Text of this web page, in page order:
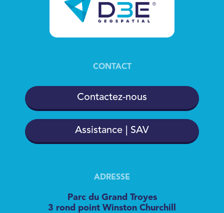
CONTACT
Contactez-nous
Assistance | SAV
ADRESSE
Parc du Grand Troyes
3 rond point Winston Churchill